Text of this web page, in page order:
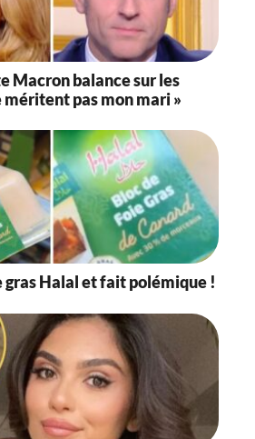
Macron balance sur les
méritent pas mon mari »
gras Halal et fait polémique !